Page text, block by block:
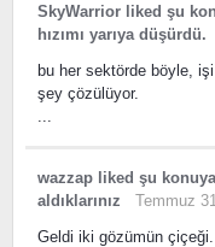
SkyWarrior liked şu
hızımı yarıya düşürdü.
bu her sektörde böyle,
şey çözülüyor.
wazzap liked şu
aldıklarınız
Temmuz
Geldi iki gözümün